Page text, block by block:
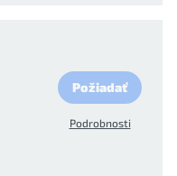
Požiadať
Podrobnosti